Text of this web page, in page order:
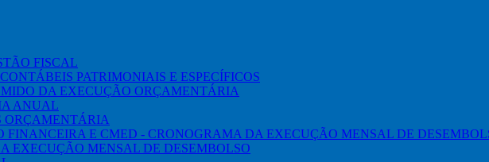
FISCAL
PATRIMONIAIS E ESPECÍFICOS
DA EXECUÇÃO ORÇAMENTÁRIA
ANUAL
ORÇAMENTÁRIA
FINANCEIRA E CMED - CRONOGRAMA DA EXECUÇÃO MENSAL DE
EXECUÇÃO MENSAL DE DESEMBOLSO